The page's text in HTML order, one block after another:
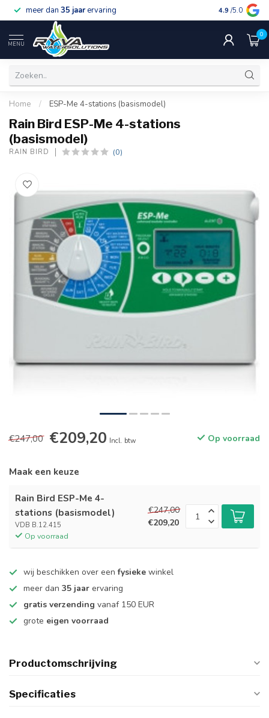
meer dan 35 jaarervaring gratis
4.9 /5.0
MENU
0
Home / ESP-Me 4-stations (basismodel)
Rain Bird ESP-Me 4-stations
(basismodel)
RAIN BIRD (0)
€247,00 €209,20 Incl. btw Op voorraad
Maak een keuze
Rain Bird ESP-Me 4-
stations (basismodel)
VDB B.12.415
Op voorraad
€247,00
€209,20
wij beschikken over eenfysieke winkel
meer dan 35 jaar ervaring
gratis verzending vanaf 150 EUR
grote eigen voorraad
Productomschrijving
Specificaties